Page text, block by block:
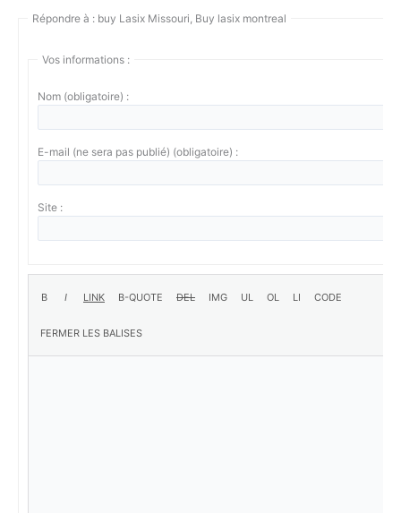
Répondre à : buy Lasix Missouri, Buy lasix montreal
Vos informations :
Nom (obligatoire) :
E-mail (ne sera pas publié) (obligatoire) :
Site :